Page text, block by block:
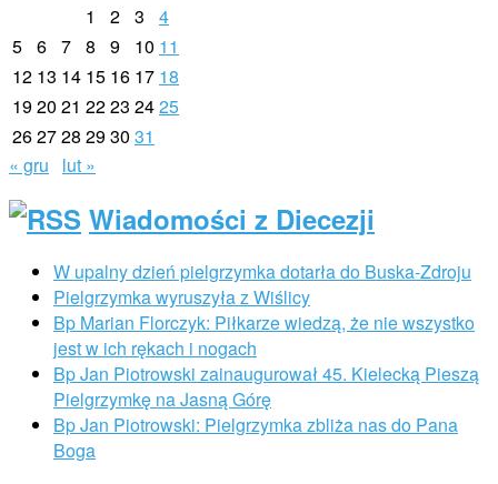
1
2 3
4
5 6 7 8 9 10 11
12 13 14 15 16 17 18
1920 21 2223 2425
262728 2930 31
« gru
lut »
Wiadomości z Diecezji
W upalny dzień pielgrzymka dotarła do Buska-Zdroju
Pielgrzymka wyruszyła z Wiślicy
Bp Marian Florczyk: Piłkarze wiedzą, że nie wszystko
jest w ich rękach i nogach
Bp Jan Piotrowski zainaugurował 45. Kielecką Pieszą
Pielgrzymkę na Jasną Górę
Bp Jan Piotrowski: Pielgrzymka zbliża nas do Pana
Boga